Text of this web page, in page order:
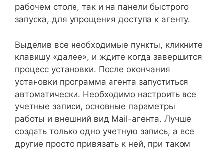
рабочем столе, так и на панели быстрого
запуска, для упрощения доступа к агенту.
Выделив все необходимые пункты, кликните
клавишу «далее», и ждите когда завершится
процесс установки. После окончания
установки программа агента запуститься
автоматически. Необходимо настроить все
учетные записи, основные параметры
работы и внешний вид Mail-агента. Лучше
создать только одно учетную запись, а все
другие просто привязать к ней, при таком